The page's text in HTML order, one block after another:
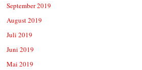
September 2019
August 2019
Juli 2019
Juni 2019
Mai 2019